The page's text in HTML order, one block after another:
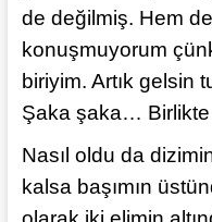
de değilmiş. Hem
konuşmuyorum
biriyim. Artık gelsin
Şaka şaka…
Nasıl oldu da
kalsa başımın